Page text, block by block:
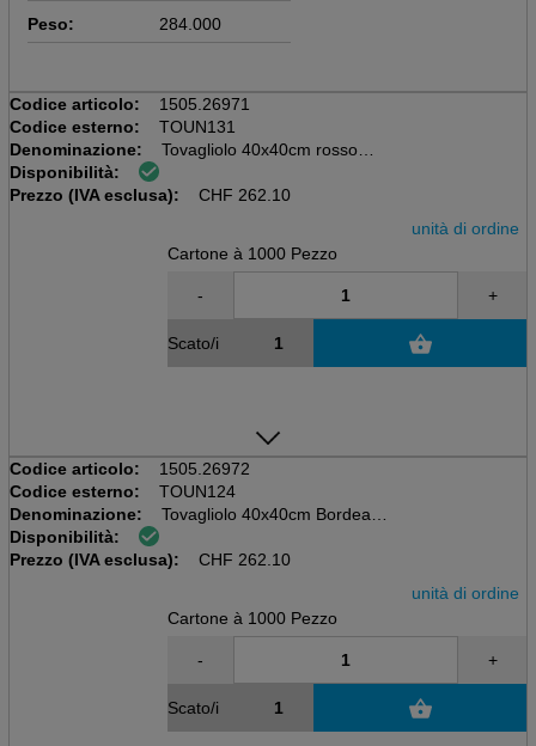
Peso: 284.000
Codice articolo:
1505.26971
Codice esterno:
TOUN131
Denominazione:
Tovagliolo 40x40cm rosso
55 gm2, Airlaid
Disponibilità:
Prezzo (IVA esclusa):
CHF 262.10
unità di ordine
Cartone à 1000 Pezzo
- +
Scato/i
Codice articolo:
1505.26972
Codice esterno:
TOUN124
Denominazione:
Tovagliolo 40x40cm Bordeaux
55 gm2, Airlaid
Disponibilità:
Prezzo (IVA esclusa):
CHF 262.10
unità di ordine
Cartone à 1000 Pezzo
- +
Scato/i